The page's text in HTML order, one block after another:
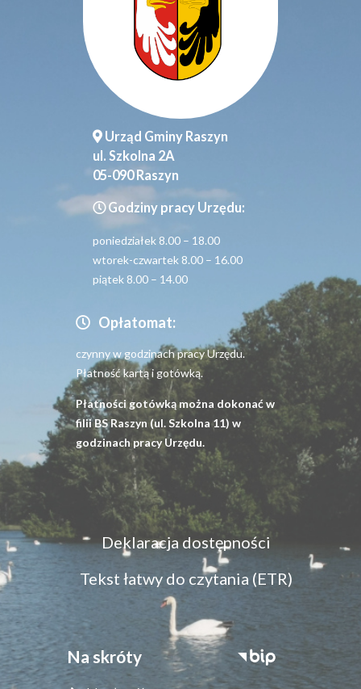
Urząd Gminy Raszyn
ul. Szkolna 2A
05-090 Raszyn
Godziny pracy Urzędu:
poniedziałek 8.00 – 18.00
wtorek-czwartek 8.00 – 16.00
piątek 8.00 – 14.00
Opłatomat:
czynny w godzinach pracy Urzędu.
Płatność kartą i gotówką.
Płatności gotówką można dokonać w
filii BS Raszyn (ul. Szkolna 11) w
godzinach pracy Urzędu.
Menu
dostępność
Deklaracja dostępności
Tekst łatwy do czytania (ETR)
Na skróty
Stopka